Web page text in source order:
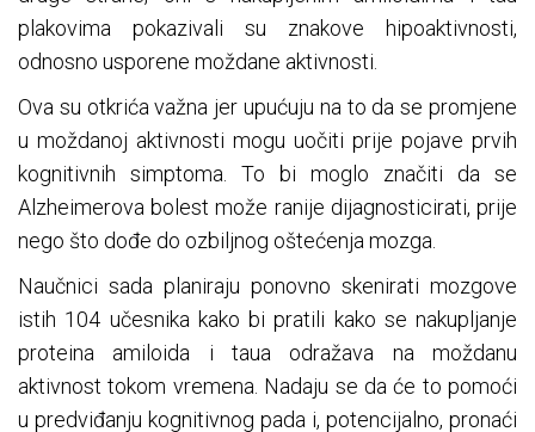
plakovima pokazivali su znakove hipoaktivnosti,
odnosno usporene moždane aktivnosti.
Ova su otkrića važna jer upućuju na to da se promjene
u moždanoj aktivnosti mogu uočiti prije pojave prvih
kognitivnih simptoma. To bi moglo značiti da se
Alzheimerova bolest može ranije dijagnosticirati, prije
nego što dođe do ozbiljnog oštećenja mozga.
Naučnici sada planiraju ponovno skenirati mozgove
istih 104 učesnika kako bi pratili kako se nakupljanje
proteina amiloida i taua odražava na moždanu
aktivnost tokom vremena. Nadaju se da će to pomoći
u predviđanju kognitivnog pada i, potencijalno, pronaći